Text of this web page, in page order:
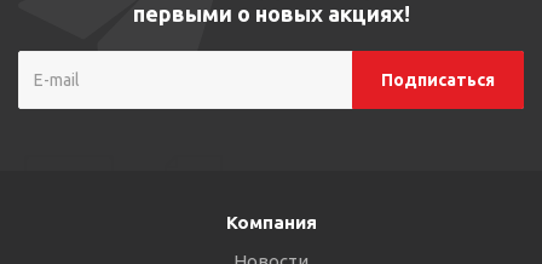
первыми о новых акциях!
Компания